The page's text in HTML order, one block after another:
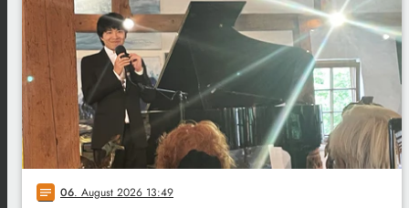
notes 06. August 2026 13:49